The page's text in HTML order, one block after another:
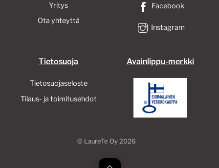
Yritys
Ota yhteyttä
Facebook
Instagram
Tietosuoja
Tietosuojaseloste
Tilaus- ja toimitusehdot
Avainlippu-merkki
© LaureTe Oy2026